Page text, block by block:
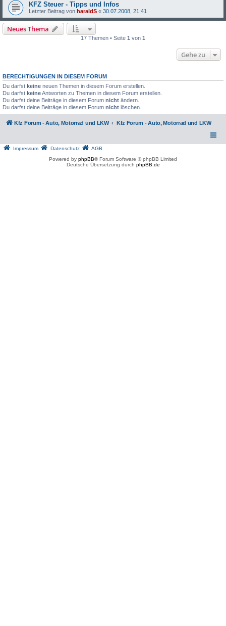
KFZ Steuer - Tipps und Infos
Letzter Beitrag von haraldS « 30.07.2008, 21:41
Neues Thema
17 Themen • Seite 1 von 1
Gehe zu
BERECHTIGUNGEN IN DIESEM FORUM
Du darfst keine neuen Themen in diesem Forum erstellen.
Du darfst keineAntworten zu Themen in diesem Forum erstellen.
Du darfst deine Beiträge in diesem Forum nicht ändern.
Du darfst deine Beiträge in diesem Forum nicht löschen.
Kfz Forum - Auto, Motorrad und LKW Kfz Forum - Auto, Motorrad und LKW
Impressum Datenschutz
AGB
Powered by phpBB® Forum Software © phpBB Limited
Deutsche Übersetzung durch phpBB.de